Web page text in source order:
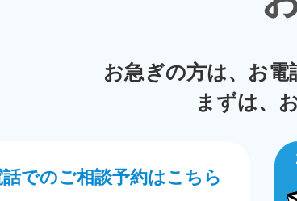
お急ぎの方は、お電
まずは、
でのご相談予約はこちら